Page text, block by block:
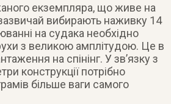
екземпляра, що живе на
вибирають наживку 14
на судака необхідно
з великою амплітудою. Це в
на спінінг. У зв’язку з
конструкції потрібно
більше ваги самого